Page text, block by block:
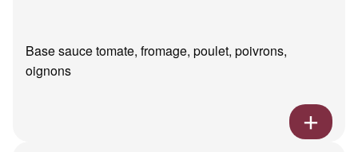
Base sauce tomate, fromage, poulet, poivrons,
oignons